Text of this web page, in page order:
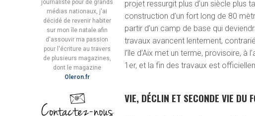
projet ressurgit plus d’un siècle plus
construction d’un fort long de 80
partir d’un camp de base qui
travaux avancent lentement,
l’île d’Aix met un terme, provisoire, à
1 er, et la fin des travaux est
VIE, DÉCLIN ET SECONDE VIE DU
journaliste pour de grands
médias nationaux, j'ai
décidé de revenir habiter
sur mon île natale afin
d'assouvir ma passion
pour l'écriture au travers
de plusieurs magazines,
dont le magazine
Oleron.fr